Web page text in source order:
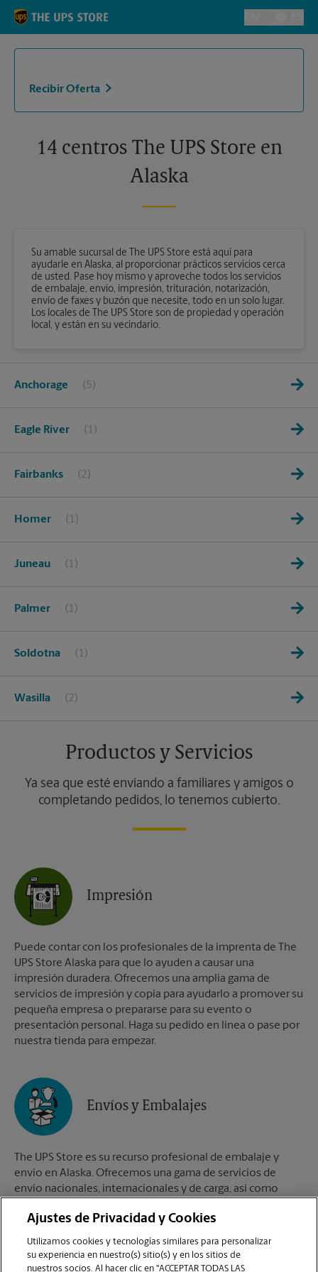
Skip to content
Alternar el
Return to Nav
Recibir Oferta
14 centros The UPS Store en
Alaska
Su amable sucursal de The UPS Store está aquí para
ayudarle en Alaska, al proporcionar prácticos servicios cerca
de usted. Pase hoy mismo y aproveche todos los servicios
de embalaje, envío, impresión, trituración, notarización,
envío de faxes y buzón que necesite, todo en un solo lugar.
Los locales de The UPS Store son de propiedad y operación
local, y están en su vecindario.
Anchorage
Eagle River
Fairbanks
Homer
Juneau
Palmer
Soldotna
Wasilla
Productos y Servicios
Ya sea que esté enviando a familiares y amigos o
completando pedidos, lo tenemos cubierto.
Impresión
Puede contar con los profesionales de la imprenta de The
UPS Store Alaska para que lo ayuden a causar una
impresión duradera. Ofrecemos una amplia gama de
servicios de impresión y copia para ayudarlo a promover su
pequeña empresa o prepararse para su evento o
presentación personal. Haga su pedido en línea o pase por
nuestra tienda para empezar.
Envíos y Embalajes
The UPS Store es su recurso profesional de embalaje y
envío en Alaska. Ofrecemos una gama de servicios de
envío nacionales, internacionales y de carga, así como
suministros de embalaje. Los The UPS Store Certified
Packing Experts en Alaska están aquí para ayudarlo a
realizar sus envíos con confianza.
Ajustes de Privacidad y Cookies
Utilizamos cookies y tecnologías similares para personalizar
su experiencia en nuestro(s) sitio(s) y en los sitios de
nuestros socios. Al hacer clic en "ACCEPTAR TODAS LAS